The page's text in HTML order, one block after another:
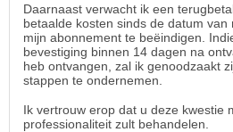
Daarnaast verwacht ik een
betaalde kosten sinds de datum van
mijn abonnement te beëindigen.
bevestiging binnen 14 dagen na
heb ontvangen, zal ik genoodzaakt
stappen te ondernemen.
Ik vertrouw erop dat u deze kwestie
professionaliteit zult behandelen.